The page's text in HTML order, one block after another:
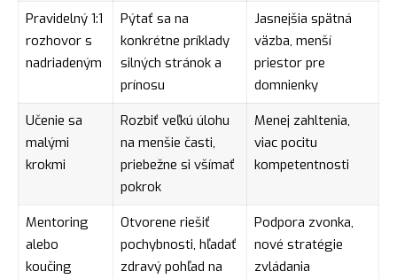
Pravidelný 1:1
rozhovor s
nadriadeným
Pýtať sa na
konkrétne príklady
silných stránok a
prínosu
Jasnejšia spätná
väzba, menší
priestor pre
domnienky
Učenie sa
malými
krokmi
Rozbiť veľkú úlohu
na menšie časti,
priebežne si všímať
pokrok
Menej zahltenia,
viac pocitu
kompetentnosti
Mentoring
alebo
koučing
Otvorene riešiť
pochybnosti, hľadať
zdravý pohľad na
Podpora zvonka,
nové stratégie
zvládania